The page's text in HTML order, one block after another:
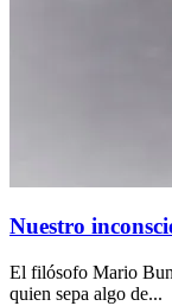
Nuestro
El filósofo Mario
quien sepa algo de...